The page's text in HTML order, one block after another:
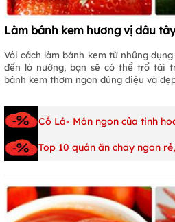
Làm bánh kem hương vị dâu
Với cách làm bánh kem từ những
đến lò nướng, bạn sẽ có thể trổ tài
bánh kem thơm ngon đúng điệu và
Cỗ Lá- Món ngon của tinh
Top 10 quán ăn chay ngon